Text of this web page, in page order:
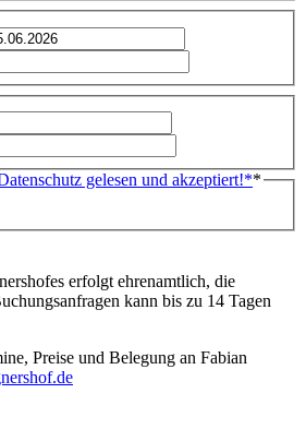
gelesen und akzeptiert!**
erfolgt ehrenamtlich, die
kann bis zu 14 Tagen
Preise und Belegung an Fabian